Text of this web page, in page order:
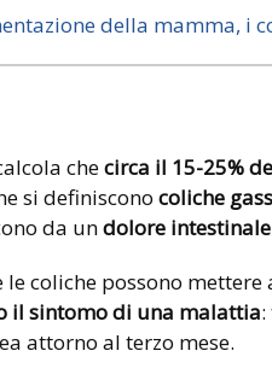
della mamma, i
checirca il 15-25%
si definiscono coliche
da undolore
le coliche possono
il sintomo di una malattia
attorno al terzo mese.